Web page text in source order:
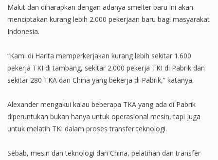
Malut dan diharapkan dengan adanya smelter baru ini akan
menciptakan kurang lebih 2.000 pekerjaan baru bagi masyarakat
Indonesia.
“Kami di Harita memperkerjakan kurang lebih sekitar 1.600
pekerja TKI di tambang, sekitar 2.000 pekerja TKI di Pabrik dan
sekitar 280 TKA dari China yang bekerja di Pabrik,” katanya.
Alexander mengakui kalau beberapa TKA yang ada di Pabrik
diperuntukan bukan hanya untuk operasional mesin, tapi juga
untuk melatih TKI dalam proses transfer teknologi.
Sebab, mesin dan teknologi dari China, pelatihan dan transfer